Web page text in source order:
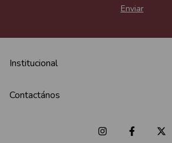
Institucional
Contactános